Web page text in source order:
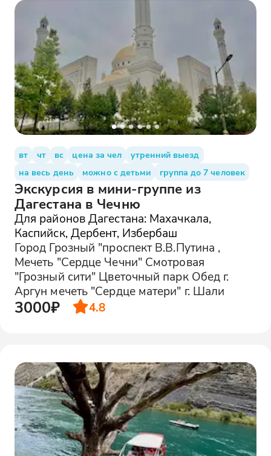
вт чт вс цена за чел
утренний выезд
на весь день
можно с детьми группа до 7 человек
Экскурсия в мини-группе из
Дагестана в Чечню
Для районов Дагестана: Махачкала,
Каспийск, Дербент, Избербаш
Город Грозный "проспект В.В.Путина ,
Мечеть "Сердце Чечни" Смотровая
"Грозный сити" Цветочный парк Обед г.
Аргун мечеть "Сердце матери" г. Шали
3000₽ 4.8